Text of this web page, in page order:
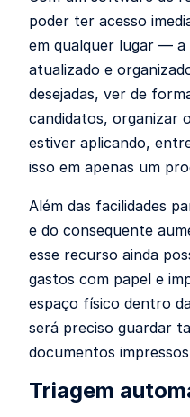
poder ter acesso
em qualquer lugar — a
atualizado e
desejadas, ver de
candidatos, organizar
estiver aplicando,
isso em apenas um
Além das facilidades
e do consequente
esse recurso ainda
gastos com papel e
espaço físico dentro
será preciso guardar
documentos
Triagem